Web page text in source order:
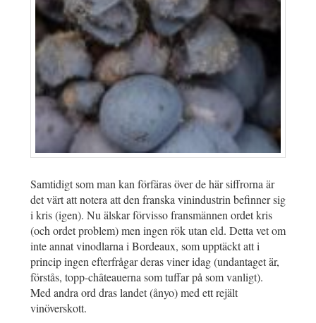
Samtidigt som man kan förfäras över de här siffrorna är
det värt att notera att den franska vinindustrin befinner sig
i kris (igen). Nu älskar förvisso fransmännen ordet kris
(och ordet problem) men ingen rök utan eld. Detta vet om
inte annat vinodlarna i Bordeaux, som upptäckt att i
princip ingen efterfrågar deras viner idag (undantaget är,
förstås, topp-châteauerna som tuffar på som vanligt).
Med andra ord dras landet (ånyo) med ett rejält
vinöverskott.